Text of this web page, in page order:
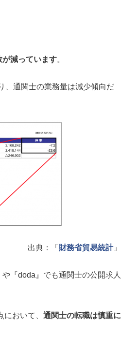
が減っています。
、通関士の業務量は減少傾向だ
出典：「 財務省貿易統計」
『doda』でも通関士の公開求人
おいて、 通関士の転職は慎重に